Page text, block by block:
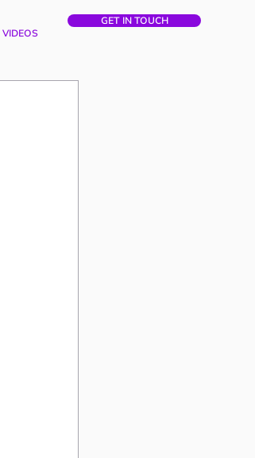
VIDEOS
GET IN TOUCH